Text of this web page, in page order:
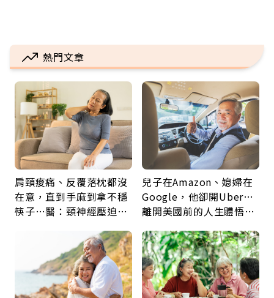
熱門文章
肩頸痠痛、反覆落枕都沒
在意，直到手麻到拿不穩
筷子…醫：頸神經壓迫上
兒子在Amazon、媳婦在
Google，他卻開Uber…
離開美國前的人生體悟：